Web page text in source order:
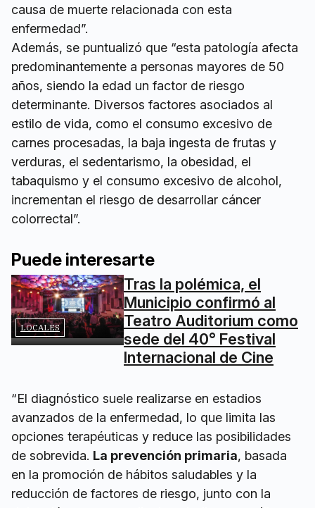
causa de muerte relacionada con esta
enfermedad”.
Además, se puntualizó que “esta patología afecta
predominantemente a personas mayores de 50
años, siendo la edad un factor de riesgo
determinante. Diversos factores asociados al
estilo de vida, como el consumo excesivo de
carnes procesadas, la baja ingesta de frutas y
verduras, el sedentarismo, la obesidad, el
tabaquismo y el consumo excesivo de alcohol,
incrementan el riesgo de desarrollar cáncer
colorrectal”.
Puede interesarte
LOCALES
Tras la polémica, el
Municipio confirmó al
Teatro Auditorium como
sede del 40° Festival
Internacional de Cine
“El diagnóstico suele realizarse en estadios
avanzados de la enfermedad, lo que limita las
opciones terapéuticas y reduce las posibilidades
de sobrevida. La prevención primaria, basada
en la promoción de hábitos saludables y la
reducción de factores de riesgo, junto con la